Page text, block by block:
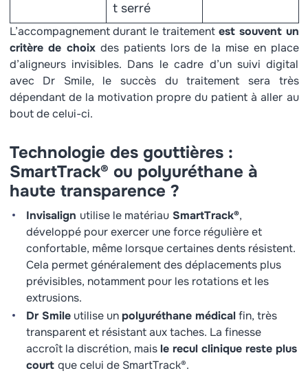
t serré
L’accompagnement durant le traitementest souvent un
critère de choix des patients lors de la mise en place
d’aligneurs invisibles. Dans le cadre d’un suivi digital
avec Dr Smile, le succès du traitement sera très
dépendant de la motivation propre du patient à aller au
bout de celui-ci.
Technologie des gouttières :
SmartTrack® ou polyuréthane à
haute transparence ?
Invisalign utilise le matériauSmartTrack®,
développé pour exercer une force régulière et
confortable, même lorsque certaines dents résistent.
Cela permet généralement des déplacements plus
prévisibles, notamment pour les rotations et les
extrusions.
Dr Smileutilise unpolyuréthane médicalfin, très
transparent et résistant aux taches. La finesse
accroît la discrétion, maisle recul clinique reste plus
court que celui de SmartTrack®.